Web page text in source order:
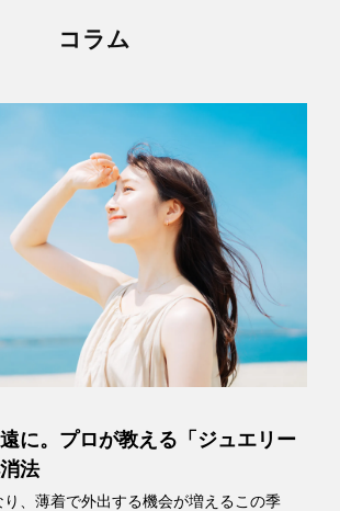
コラム
に。プロが教える「ジュエリー
法
り、薄着で外出する機会が増えるこの季